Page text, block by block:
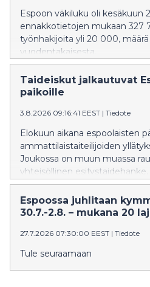
Espoon väkiluku oli kesäkuun
ennakkotietojen mukaan 327
työnhakijoita yli 20 000, määrä
vuodentakaisesta.
Taideiskut jalkautuvat
paikoille
3.8.2026 09:16:41 EEST | Tiedote
Elokuun aikana espoolaisten
ammattilaistaiteilijoiden
Joukossa on muun muassa
yhteisöllinen
tankotanssia ja
Espoossa juhlitaan
30.7.-2.8. – mukana 20
27.7.2026 07:30:00 EEST | Tiedote
Tule seuraamaan